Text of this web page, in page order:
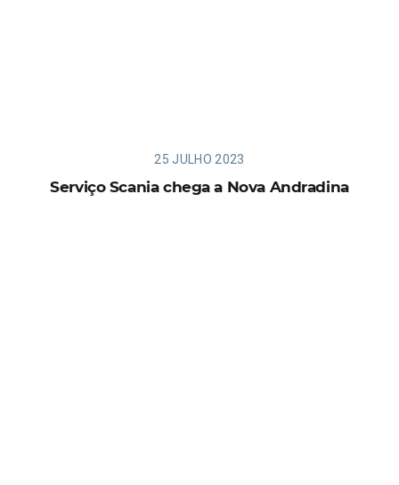
25 JULHO 2023
Serviço Scania chega a Nova Andradina